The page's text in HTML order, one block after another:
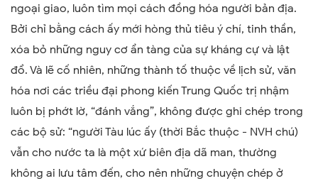
ngoại giao, luôn tìm mọi cách đồng hóa người bản địa.
Bởi chỉ bằng cách ấy mới hòng thủ tiêu ý chí, tinh thần,
xóa bỏ những nguy cơ ẩn tàng của sự kháng cự và lật
đổ. Và lẽ cố nhiên, những thành tố thuộc về lịch sử, văn
hóa nơi các triều đại phong kiến Trung Quốc trị nhậm
luôn bị phớt lờ, “đánh vắng”, không được ghi chép trong
các bộ sử: “người Tàu lúc ấy (thời Bắc thuộc - NVH chú)
vẫn cho nước ta là một xứ biên địa dã man, thường
không ai lưu tâm đến, cho nên những chuyện chép ở